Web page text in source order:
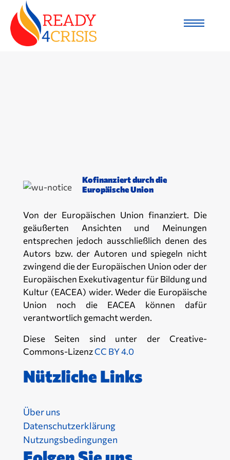
Kofinanziert durch die
Europäische Union
Von der Europäischen Union finanziert. Die
geäußerten Ansichten und Meinungen
entsprechen jedoch ausschließlich denen des
Autors bzw. der Autoren und spiegeln nicht
zwingend die der Europäischen Union oder der
Europäischen Exekutivagentur für Bildung und
Kultur (EACEA) wider. Weder die Europäische
Union noch die EACEA können dafür
verantwortlich gemacht werden.
Diese Seiten sind unter der Creative-
Commons-LizenzCC BY 4.0
Nützliche Links
Über uns
Datenschutzerklärung
Nutzungsbedingungen